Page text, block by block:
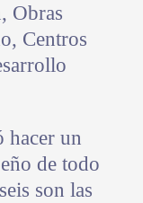
Obras
Centros
hacer un
de todo
son las